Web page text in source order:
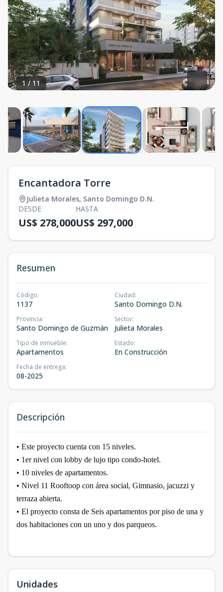
1 / 11
Encantadora Torre
Julieta Morales, Santo Domingo D.N.
DESDE
US$ 278,000
HASTA
US$ 297,000
Resumen
Código:
1137
Ciudad:
Santo Domingo D.N.
Provincia:
Santo Domingo de Guzmán
Sector:
Julieta Morales
Tipo de inmueble:
Apartamentos
Estado:
En Construcción
Fecha de entrega:
08-2025
Descripción
• Este proyecto cuenta con 15 niveles.
• 1er nivel con lobby de lujo tipo condo-hotel.
• 10 niveles de apartamentos.
• Nivel 11 Rooftoop con área social, Gimnasio, jacuzzi y
terraza abierta.
• El proyecto consta de Seis apartamentos por piso de una y
dos habitaciones con un uno y dos parqueos.
Unidades